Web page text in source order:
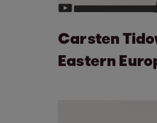
Carsten
Eastern